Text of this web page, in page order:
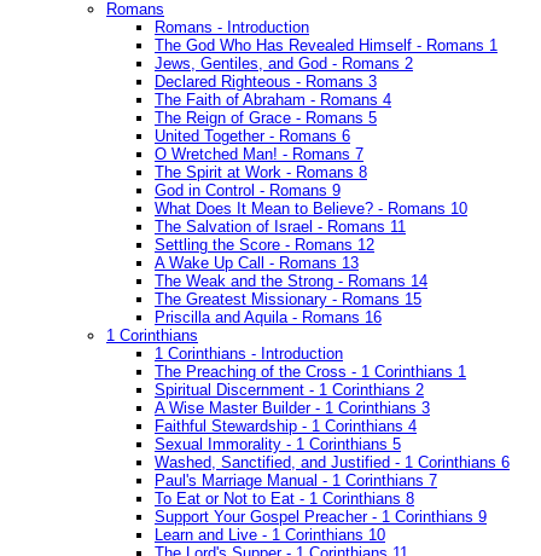
Romans
Romans - Introduction
The God Who Has Revealed Himself - Romans 1
Jews, Gentiles, and God - Romans 2
Declared Righteous - Romans 3
The Faith of Abraham - Romans 4
The Reign of Grace - Romans 5
United Together - Romans 6
O Wretched Man! - Romans 7
The Spirit at Work - Romans 8
God in Control - Romans 9
What Does It Mean to Believe? - Romans 10
The Salvation of Israel - Romans 11
Settling the Score - Romans 12
A Wake Up Call - Romans 13
The Weak and the Strong - Romans 14
The Greatest Missionary - Romans 15
Priscilla and Aquila - Romans 16
1 Corinthians
1 Corinthians - Introduction
The Preaching of the Cross - 1 Corinthians 1
Spiritual Discernment - 1 Corinthians 2
A Wise Master Builder - 1 Corinthians 3
Faithful Stewardship - 1 Corinthians 4
Sexual Immorality - 1 Corinthians 5
Washed, Sanctified, and Justified - 1 Corinthians 6
Paul's Marriage Manual - 1 Corinthians 7
To Eat or Not to Eat - 1 Corinthians 8
Support Your Gospel Preacher - 1 Corinthians 9
Learn and Live - 1 Corinthians 10